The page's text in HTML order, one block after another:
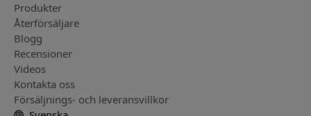
Produkter
Återförsäljare
Blogg
Recensioner
Videos
Kontakta oss
Försäljnings- och leveransvillkor